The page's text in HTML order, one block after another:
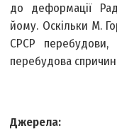
до деформації
йому. Оскільки М.
СРСР
перебудова
Джерела: